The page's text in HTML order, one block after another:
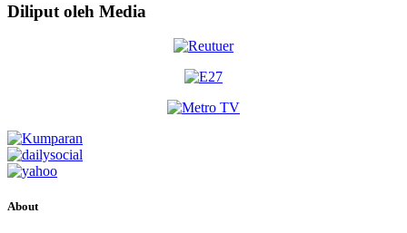
Diliput oleh Media
About